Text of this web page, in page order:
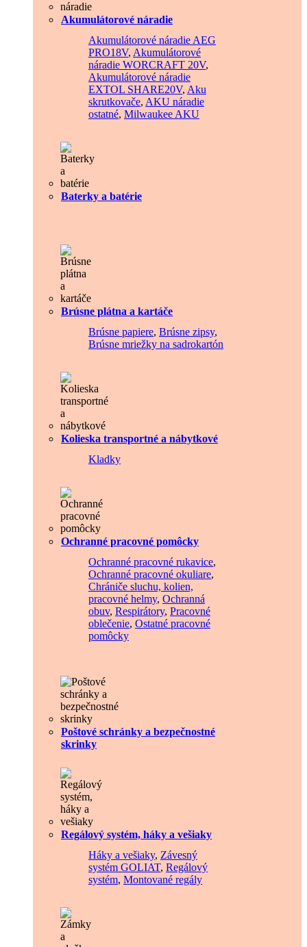
Akumulátorové náradie
Akumulátorové náradie AEG
PRO18V, Akumulátorové
náradie WORCRAFT 20V,
Akumulátorové náradie
EXTOL SHARE20V, Aku
skrutkovače, AKU náradie
ostatné, Milwaukee AKU
Baterky a batérie
Brúsne plátna a kartáče
Brúsne papiere, Brúsne zipsy,
Brúsne mriežky na sadrokartón
Kolieska transportné a nábytkové
Kladky
Ochranné pracovné pomôcky
Ochranné pracovné rukavice,
Ochranné pracovné okuliare,
Chrániče sluchu, kolien,
pracovné helmy, Ochranná
obuv, Respirátory, Pracovné
oblečenie, Ostatné pracovné
pomôcky
Poštové schránky a bezpečnostné
skrinky
Regálový systém, háky a vešiaky
Háky a vešiaky, Závesný
systém GOLIAT, Regálový
systém, Montované regály